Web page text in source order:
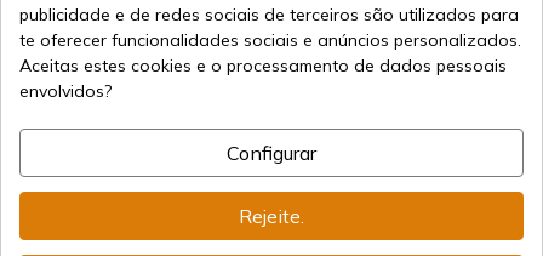
Informação
info@aceros-de-hispania.com
(+34)978 877 088
publicidade e de redes sociais de terceiros são utilizados para
te oferecer funcionalidades sociais e anúncios personalizados.
Aceitas estes cookies e o processamento de dados pessoais
envolvidos?
Configurar
Rejeite.